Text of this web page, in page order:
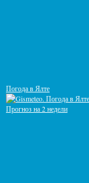
Погода в Ялте
Прогноз на 2 недели